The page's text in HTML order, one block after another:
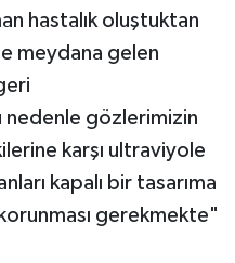
hastalık oluştuktan
meydana gelen
gözlerimizin
karşı ultraviyole
kapalı bir tasarıma
gerekmekte"